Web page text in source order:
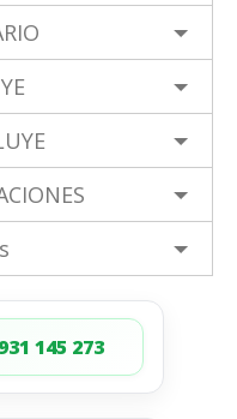
145 273